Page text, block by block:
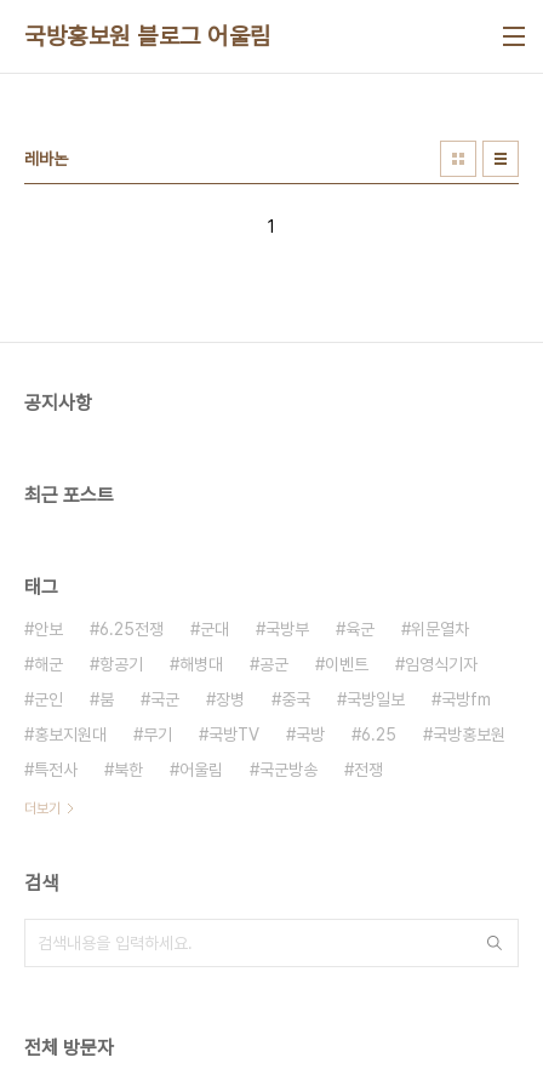
국방홍보원 블로그 어울림
레바논
1
공지사항
최근 포스트
태그
안보 6.25전쟁 군대 국방부 육군
위문열차
해군
항공기 해병대 공군 이벤트
임영식기자
군인
붐 국군 장병 중국 국방일보
국방fm
홍보지원대
무기 국방TV 국방 6.25
국방홍보원
특전사
북한 어울림 국군방송 전쟁
더보기
검색
전체 방문자